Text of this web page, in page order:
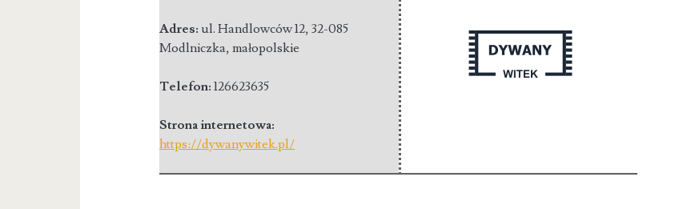
Adres:ul. Handlowców 12,32-085
Modlniczka,małopolskie
Telefon:126623635
Strona internetowa:
https://dywanywitek.pl/